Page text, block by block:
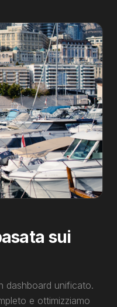
sui
dashboard unificato.
e ottimizziamo